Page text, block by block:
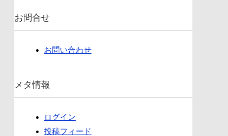
イ
ブ
お問合せ
お問い合わせ
メタ情報
ログイン
投稿フィード